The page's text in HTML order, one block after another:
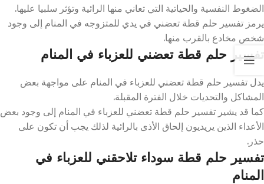
الضغوط النفسية والحياتية التي تعاني منها الرائية وتؤثر سلبيا عليها.
يرمز تفسير حلم قطة تعضني في يدي للمتزوجه في المنام إلى وجود
شخص مخادع بالقرب منها.
تفسير حلم قطة تعضني للعزباء في المنام
يدل تفسير حلم قطة تعضني للعزباء في المنام على مواجهة بعض
المشاكل والتحديات خلال الفترة المقبلة.
كما قد يشير تفسير حلم قطة تعضني للعزباء في المنام إلى وجود بعض
الأعداء الذين يريديون إلحاق الأذى بالرائية لذلك يجب أن تكون على
حذر.
تفسير حلم قطة سوداء تلاحقني للعزباء في
المنام